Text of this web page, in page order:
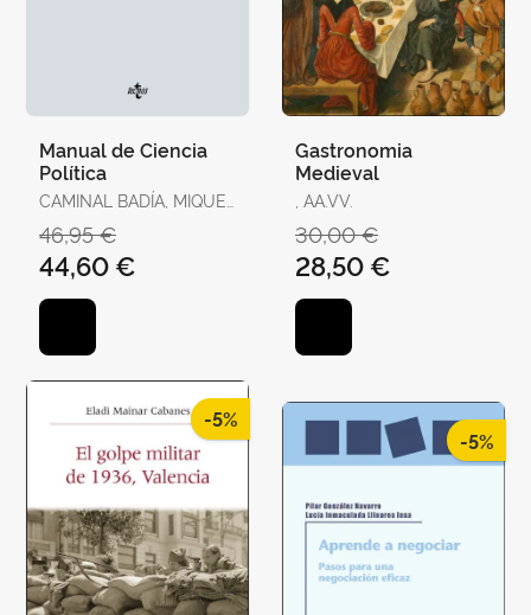
Manual de Ciencia
Política
CAMINAL BADÍA, MIQUEL
AGUILERA DE PRAT,
CESÁREO / AHEDO,
IGOR / ÁLVAREZ,
GEMMA / ANTÓN, JOAN
BREITENSTEIN, SO
46,95 €
44,60 €
Gastronomia
Medieval
, AA.VV.
30,00 €
28,50 €
-5%
-5%